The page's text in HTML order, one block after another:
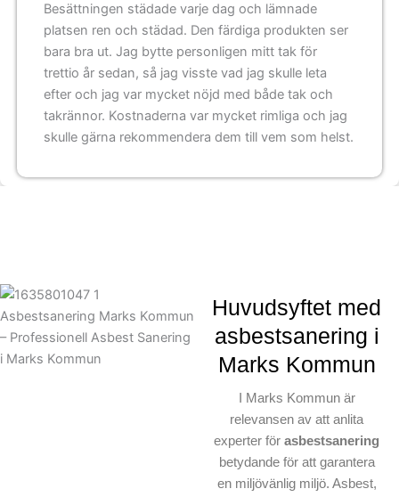
Besättningen städade varje dag och lämnade
platsen ren och städad. Den färdiga produkten ser
bara bra ut. Jag bytte personligen mitt tak för
trettio år sedan, så jag visste vad jag skulle leta
efter och jag var mycket nöjd med både tak och
takrännor. Kostnaderna var mycket rimliga och jag
skulle gärna rekommendera dem till vem som helst.
Huvudsyftet med
asbestsanering i
Marks Kommun
I Marks Kommun är
relevansen av att anlita
experter förasbestsanering
betydande för att garantera
en miljövänlig miljö. Asbest,